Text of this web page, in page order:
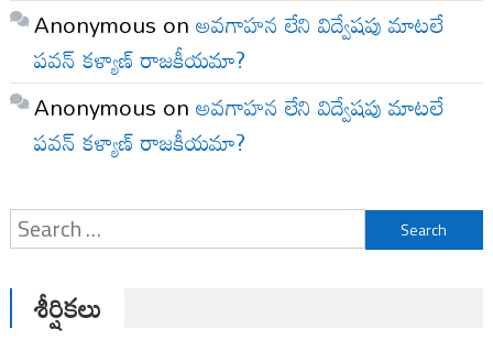
Anonymous onఅవగాహన లేని విద్వేషపు మాటలే
పవన్ కళ్యాణ్ రాజకీయమా?
Anonymous onఅవగాహన లేని విద్వేషపు మాటలే
పవన్ కళ్యాణ్ రాజకీయమా?
Search
for:
శీర్షికలు